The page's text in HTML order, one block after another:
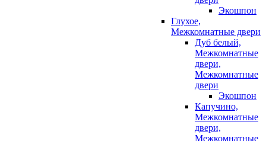
Экошпон
Глухое,
Межкомнатные двери
Дуб белый,
Межкомнатные
двери,
Межкомнатные
двери
Экошпон
Капучино,
Межкомнатные
двери,
Межкомнатные